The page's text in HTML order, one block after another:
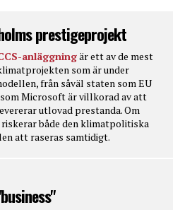
prestigeprojekt
anläggningär ett av de mest
som är under
från såväl staten som EU
Microsoft är villkorad av att
utlovad prestanda. Om
både den klimatpolitiska
att raseras samtidigt.